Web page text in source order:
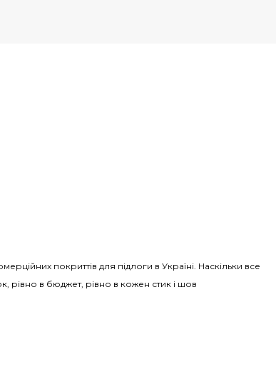
покриттів для підлоги в Україні. Наскільки все
рівно в бюджет, рівно в кожен стик і шов